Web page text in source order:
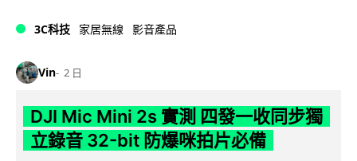
3C科技 家居無線 影音產品
Vin 2 日
DJI Mic Mini 2s 實測 四發一收同步獨
立錄音 32-bit 防爆咪拍片必備